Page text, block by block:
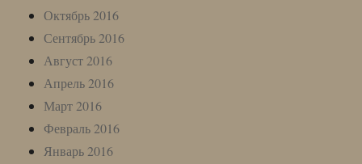
Октябрь 2016
Сентябрь 2016
Август 2016
Апрель 2016
Март 2016
Февраль 2016
Январь 2016